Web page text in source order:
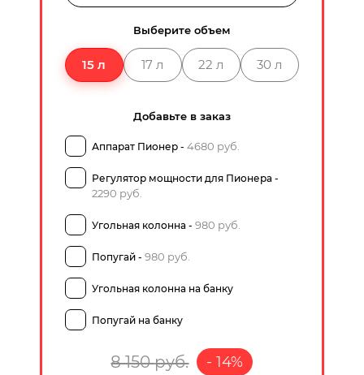
Выберите объем
15 л 17 л 22 л 30 л
Добавьте в заказ
Аппарат Пионер - 4680 руб.
Регулятор мощности для Пионера -
2290 руб.
Угольная колонна - 980 руб.
Попугай - 980 руб.
Угольная колонна на банку
Попугай на банку
8 150руб. -14%